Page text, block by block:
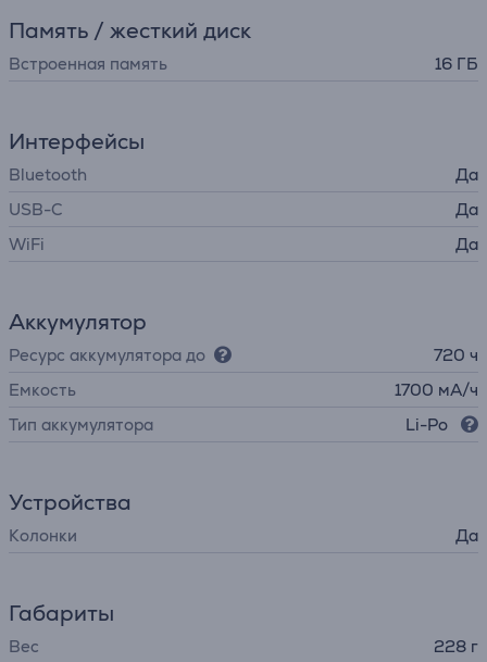
Память / жесткий диск
Встроенная память 16 ГБ
Интерфейсы
Bluetooth
Да
USB-C
Да
WiFi
Да
Аккумулятор
Ресурс аккумулятора до
720 ч
Емкость
1700 мА/ч
Тип аккумулятора
Li-Po
Устройства
Колонки Да
Габариты
Вес
228 г